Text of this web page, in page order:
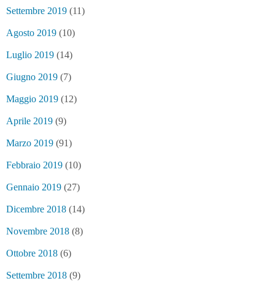
Settembre 2019 (11)
Agosto 2019 (10)
Luglio 2019 (14)
Giugno 2019 (7)
Maggio 2019 (12)
Aprile 2019 (9)
Marzo 2019 (91)
Febbraio 2019 (10)
Gennaio 2019 (27)
Dicembre 2018 (14)
Novembre 2018 (8)
Ottobre 2018 (6)
Settembre 2018 (9)